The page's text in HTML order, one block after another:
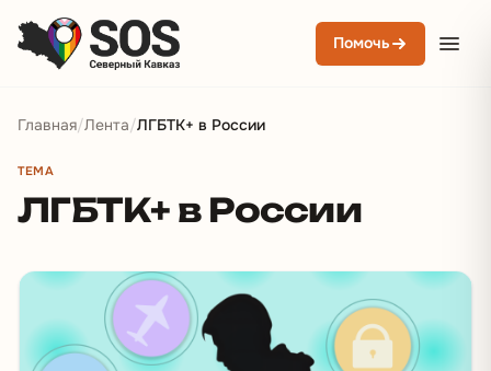
Помочь
Главная/Лента/ЛГБТК+ в России
ТЕМА
ЛГБТК+ в России